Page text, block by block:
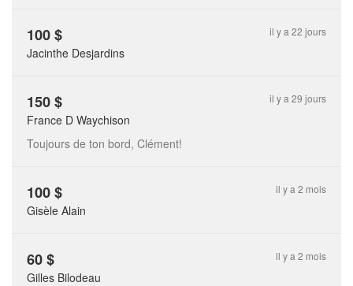
il y a 22 jours
100$
Jacinthe Desjardins
il y a 29 jours
150$
France D Waychison
Toujours de ton bord, Clément!
il y a 2 mois
100$
Gisèle Alain
il y a 2 mois
60$
Gilles Bilodeau